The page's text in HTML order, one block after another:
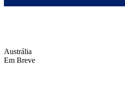
Austrália
Em Breve